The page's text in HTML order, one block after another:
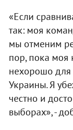
«Если
так: моя
мы отменим
пор, пока моя
нехорошо для
Украины. Я
честно и
выборах», -